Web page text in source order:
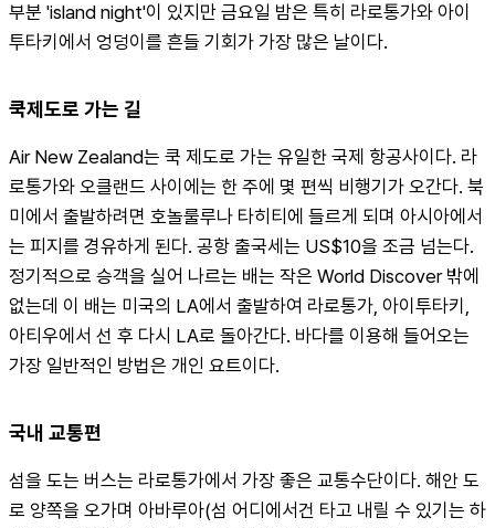
부분 'island night'이 있지만 금요일 밤은 특히 라로통가와 아이
투타키에서 엉덩이를 흔들 기회가 가장 많은 날이다.
쿡제도로 가는 길
Air New Zealand는 쿡 제도로 가는 유일한 국제 항공사이다. 라
로통가와 오클랜드 사이에는 한 주에 몇 편씩 비행기가 오간다. 북
미에서 출발하려면 호놀룰루나 타히티에 들르게 되며 아시아에서
는 피지를 경유하게 된다. 공항 출국세는 US$10을 조금 넘는다.
정기적으로 승객을 실어 나르는 배는 작은 World Discover 밖에
없는데 이 배는 미국의 LA에서 출발하여 라로통가, 아이투타키,
아티우에서 선 후 다시 LA로 돌아간다. 바다를 이용해 들어오는
가장 일반적인 방법은 개인 요트이다.
국내 교통편
섬을 도는 버스는 라로통가에서 가장 좋은 교통수단이다. 해안 도
로 양쪽을 오가며 아바루아(섬 어디에서건 타고 내릴 수 있기는 하